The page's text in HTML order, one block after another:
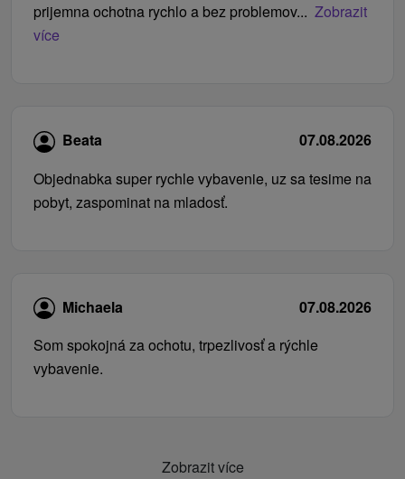
prijemna ochotna rychlo a bez problemov... Zobrazit
více
Beata
07.08.2026
Objednabka super rychle vybavenie, uz sa tesime na
pobyt, zaspominat na mladosť.
Michaela
07.08.2026
Som spokojná za ochotu, trpezlivosť a rýchle
vybavenie.
Zobrazit více